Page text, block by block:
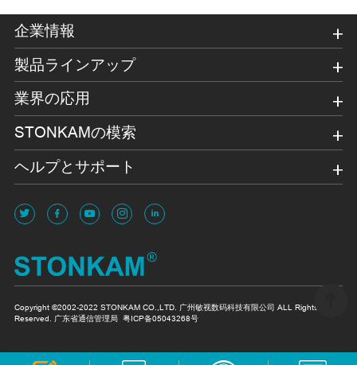
企業情報
製品ラインアップ
業界の応用
STONKAMの模索
ヘルプとサポート
Copyright ©2002-2022 STONKAM CO.,LTD. 广州敏视数码科技有限公司 ALL Rights
Reserved. 广东省通信管理局 粤ICP备05043268号